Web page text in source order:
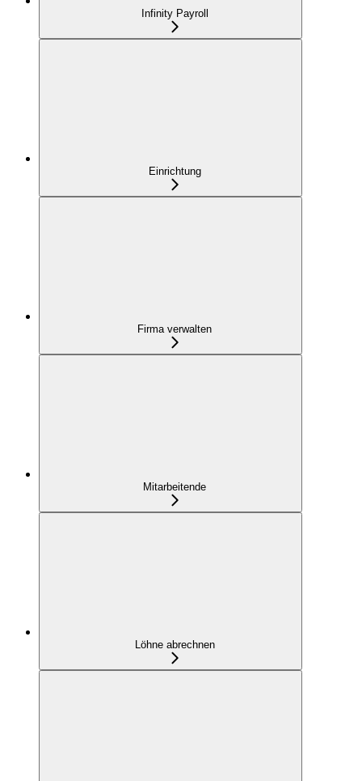
Infinity Payroll
Einrichtung
Firma verwalten
Mitarbeitende
Löhne abrechnen